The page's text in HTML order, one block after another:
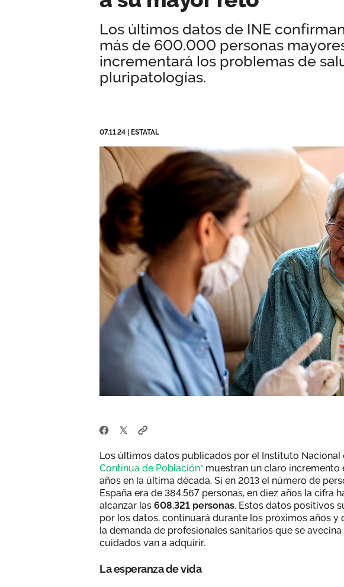
Los últimos datos de INE
más de 600.000 personas
incrementará los problemas de
pluripatologías.
07.11.24 ESTATAL
Los últimos datos publicados por el Instituto Nacional
Continua de Población" muestran un claro incremento
años en la última década. Si en 2013 el número de
España era de 384.567 personas, en diez años la cifra
alcanzar las 608.321 personas. Estos datos positivos
por los datos, continuará durante los próximos años
la demanda de profesionales sanitarios que se
cuidados van a adquirir.
La esperanza de vida